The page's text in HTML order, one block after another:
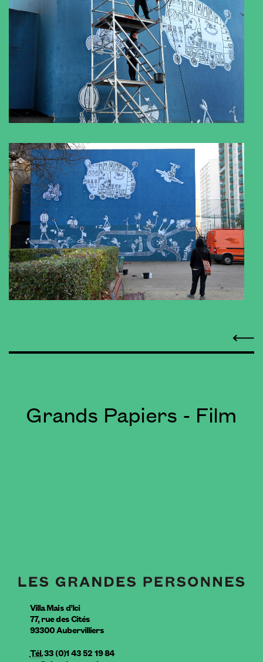
Grands Papiers - Film
Villa Mais d’Ici
77, rue des Cités
93300Aubervilliers
Tél.33 (0)1 43 52 19 84